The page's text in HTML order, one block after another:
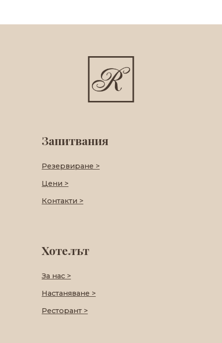
Запитвания
Резервиране >
Цени >
Контакти >
Хотелът
За нас >
Настаняване >
Ресторант >